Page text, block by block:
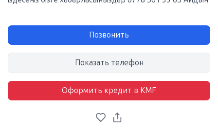
Позвонить
Показать телефон
Оформить кредит в KMF